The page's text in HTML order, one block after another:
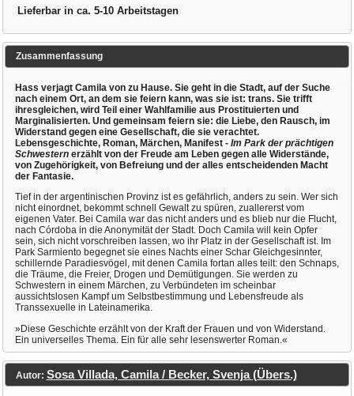
Lieferbar in ca. 5-10 Arbeitstagen
Zusammenfassung
Hass verjagt Camila von zu Hause. Sie geht in die Stadt, auf der Suche
nach einem Ort, an dem sie feiern kann, was sie ist: trans. Sie trifft
ihresgleichen, wird Teil einer Wahlfamilie aus Prostituierten und
Marginalisierten. Und gemeinsam feiern sie: die Liebe, den Rausch, im
Widerstand gegen eine Gesellschaft, die sie verachtet.
Lebensgeschichte, Roman, Märchen, Manifest - Im Park der prächtigen
Schwesternerzählt von der Freude am Leben gegen alle Widerstände,
von Zugehörigkeit, von Befreiung und der alles entscheidenden Macht
der Fantasie.
Tief in der argentinischen Provinz ist es gefährlich, anders zu sein. Wer sich
nicht einordnet, bekommt schnell Gewalt zu spüren, zuallererst vom
eigenen Vater. Bei Camila war das nicht anders und es blieb nur die Flucht,
nach Córdoba in die Anonymität der Stadt. Doch Camila will kein Opfer
sein, sich nicht vorschreiben lassen, wo ihr Platz in der Gesellschaft ist. Im
Park Sarmiento begegnet sie eines Nachts einer Schar Gleichgesinnter,
schillernde Paradiesvögel, mit denen Camila fortan alles teilt: den Schnaps,
die Träume, die Freier, Drogen und Demütigungen. Sie werden zu
Schwestern in einem Märchen, zu Verbündeten im scheinbar
aussichtslosen Kampf um Selbstbestimmung und Lebensfreude als
Transsexuelle in Lateinamerika.
»Diese Geschichte erzählt von der Kraft der Frauen und von Widerstand.
Ein universelles Thema. Ein für alle sehr lesenswerter Roman.«
Autor: Sosa Villada, Camila / Becker, Svenja (Übers.)